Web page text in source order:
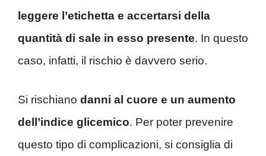
leggere l’etichetta e accertarsi della
quantità di sale in esso presente. In questo
caso, infatti, il rischio è davvero serio.
Si rischiano danni al cuore e un aumento
dell’indice glicemico. Per poter prevenire
questo tipo di complicazioni, si consiglia di